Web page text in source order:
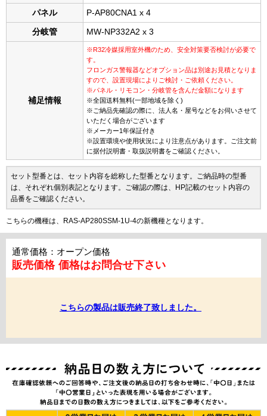
パネル P-AP80CNA1 x 4
分岐管 MW-NP332A2 x 3
補足情報
※R32冷媒採用室外機のため、安全対策要否検討が必要で
す。
フロンガス警報器などオプション品は別途お見積となりま
すので、設置現場によりご検討・ご依頼ください。
※パネル・リモコン・分岐管を含んだ金額になります
※全国送料無料(一部地域を除く)
※ご納品先確認の際に、法人名・屋号などをお伺いさせて
いただく場合がございます
※メーカー1年保証付き
※設置環境や使用状況により注意点があります。ご注文前
に据付説明書・取扱説明書をご確認ください。
セット型番とは、セット内容を総称した型番となります。ご納品時の型番
は、それぞれ個別表記となります。ご確認の際は、HP記載のセット内容の
品番をご確認ください。
こちらの機種は、RAS-AP280SSM-1U-4の新機種となります。
通常価格：オープン価格
販売価格 価格はお問合せ下さい
こちらの製品は販売終了致しました。